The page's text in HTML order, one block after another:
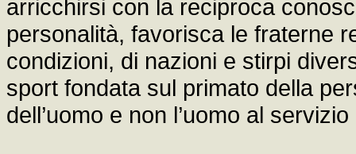
arricchirsi con la reciproca
personalità, favorisca le fraterne
condizioni, di nazioni e stirpi
sport fondata sul primato della
dell’uomo e non l’uomo al